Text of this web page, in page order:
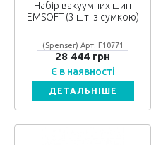
Набір вакуумних шин
EMSOFT (3 шт. з сумкою)
(Spenser) Арт: F10771
28 444 грн
Є в наявності
ДЕТАЛЬНІШЕ